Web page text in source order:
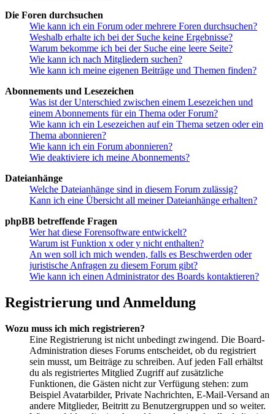
Die Foren durchsuchen
Wie kann ich ein Forum oder mehrere Foren durchsuchen?
Weshalb erhalte ich bei der Suche keine Ergebnisse?
Warum bekomme ich bei der Suche eine leere Seite?
Wie kann ich nach Mitgliedern suchen?
Wie kann ich meine eigenen Beiträge und Themen finden?
Abonnements und Lesezeichen
Was ist der Unterschied zwischen einem Lesezeichen und
einem Abonnements für ein Thema oder Forum?
Wie kann ich ein Lesezeichen auf ein Thema setzen oder ein
Thema abonnieren?
Wie kann ich ein Forum abonnieren?
Wie deaktiviere ich meine Abonnements?
Dateianhänge
Welche Dateianhänge sind in diesem Forum zulässig?
Kann ich eine Übersicht all meiner Dateianhänge erhalten?
phpBB betreffende Fragen
Wer hat diese Forensoftware entwickelt?
Warum ist Funktion x oder y nicht enthalten?
An wen soll ich mich wenden, falls es Beschwerden oder
juristische Anfragen zu diesem Forum gibt?
Wie kann ich einen Administrator des Boards kontaktieren?
Registrierung und Anmeldung
Wozu muss ich mich registrieren?
Eine Registrierung ist nicht unbedingt zwingend. Die Board-
Administration dieses Forums entscheidet, ob du registriert
sein musst, um Beiträge zu schreiben. Auf jeden Fall erhältst
du als registriertes Mitglied Zugriff auf zusätzliche
Funktionen, die Gästen nicht zur Verfügung stehen: zum
Beispiel Avatarbilder, Private Nachrichten, E-Mail-Versand an
andere Mitglieder, Beitritt zu Benutzergruppen und so weiter.